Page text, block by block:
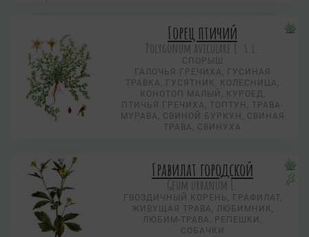
Горец птичий
Polygonum aviculare L. s.l.
СПОРЫШ
ГАЛОЧЬЯ ГРЕЧИХА, ГУСИНАЯ
ТРАВКА, ГУСЯТНИК, КОЛЕСНИЦА,
КОНОТОП МАЛЫЙ, КУРОЕД,
ПТИЧЬЯ ГРЕЧИХА, ТОПТУН, ТРАВА-
МУРАВА, СВИНОЙ БУРКУН, СВИНАЯ
ТРАВА, СВИНУХА
Гравилат городской
Geum urbanum L.
ГВОЗДИЧНЫЙ КОРЕНЬ, ГРАФИЛАТ,
ЖИВУЩАЯ ТРАВА, ЛЮБИМНИК,
ЛЮБИМ-ТРАВА, РЕПЕШКИ,
СОБАЧКИ